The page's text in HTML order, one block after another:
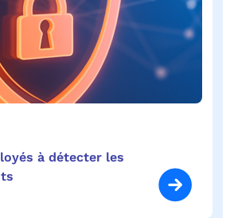
à détecter les